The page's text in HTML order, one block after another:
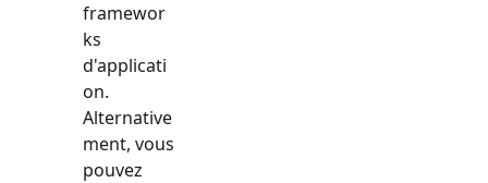
framewor
ks
d'applicati
on.
Alternative
ment, vous
pouvez